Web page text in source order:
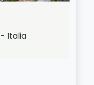
- Italia